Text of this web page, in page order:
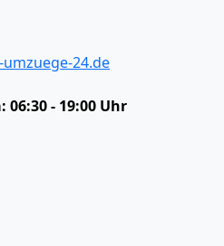
24.de
06:30 - 19:00 Uhr